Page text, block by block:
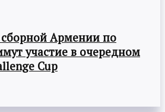
сборной Армении по
участие в очередном
Cup